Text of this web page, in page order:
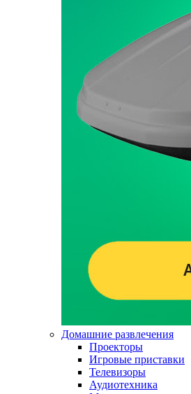
Домашние развлечения
Проекторы
Игровые приставки
Телевизоры
Аудиотехника